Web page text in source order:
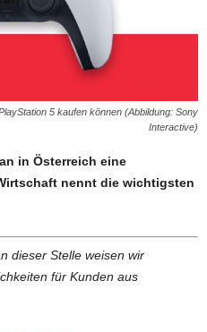
5 kaufen können (Abbildung: Sony
Interactive)
in Österreich eine
nennt die wichtigsten
dieser Stelle weisen wir
für Kunden aus